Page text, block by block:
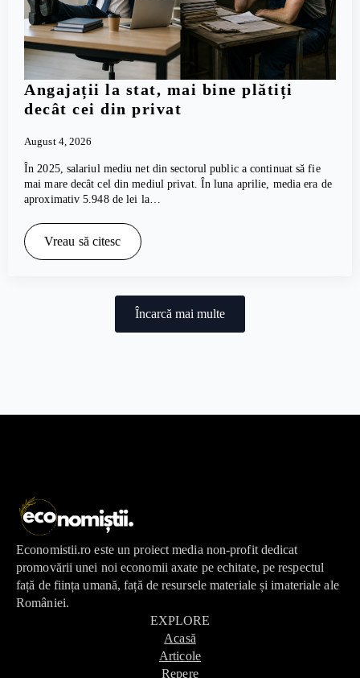
Angajații la stat, mai bine plătiți
decât cei din privat
August 4, 2026
În 2025, salariul mediu net din sectorul public a continuat să fie
mai mare decât cel din mediul privat. În luna aprilie, media era de
aproximativ 5.948 de lei la…
Vreau să citesc
Încarcă mai multe
Economistii.ro este un proiect media non-profit dedicat
promovării unei noi economii axate pe echitate, pe respectul
față de ființa umană, față de resursele materiale și imateriale ale
României.
EXPLORE
Acasă
Articole
Repere